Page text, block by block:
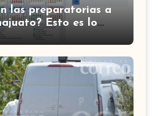
las preparatorias a
Esto es lo